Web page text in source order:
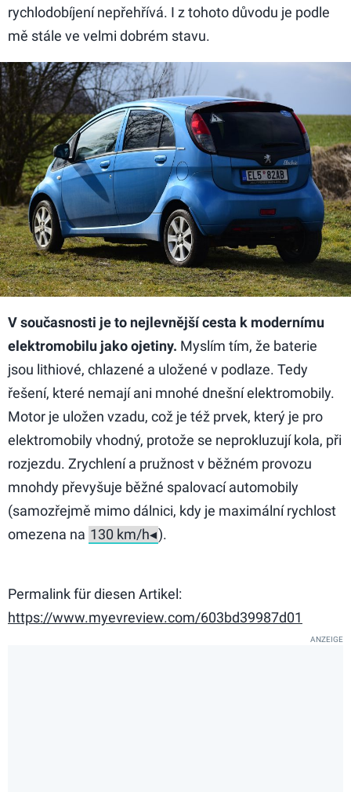
rychlodobíjení nepřehřívá. I z tohoto důvodu je podle
mě stále ve velmi dobrém stavu.
V současnosti je to nejlevnější cesta k modernímu
elektromobilu jako ojetiny. Myslím tím, že baterie
jsou lithiové, chlazené a uložené v podlaze. Tedy
řešení, které nemají ani mnohé dnešní elektromobily.
Motor je uložen vzadu, což je též prvek, který je pro
elektromobily vhodný, protože se neprokluzují kola, při
rozjezdu. Zrychlení a pružnost v běžném provozu
mnohdy převyšuje běžné spalovací automobily
(samozřejmě mimo dálnici, kdy je maximální rychlost
omezena na
).
Permalink für diesen Artikel:
https://www.myevreview.com/603bd39987d01